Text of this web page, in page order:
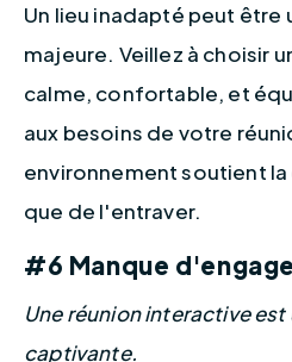
Un lieu inadapté peut être
majeure. Veillez à choisir
calme, confortable, et
aux besoins de votre
environnement soutient
que de l'entraver.
#6 Manque
Une réunion interactive est
captivante.